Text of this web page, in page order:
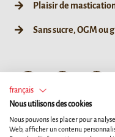
Plaisir de
Sans sucre, OGM ou
XS
84g / XS
français
Nous utilisons des cookies
Nous pouvons les placer pour
Web, afficher un contenu